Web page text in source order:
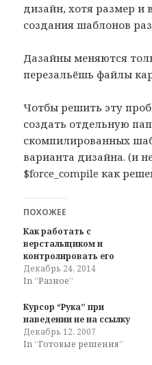
дизайн, хотя размер и
создания шаблонов
Дазайны меняются
перезальёшь файлы
Чотбы решить эту
создать отдельную
скомпилированных
варианта дизайна. (и
$force_compile как
ПОХОЖЕЕ
Как работать с
верстальщиком и
контролировать его
Декабрь 24, 2014
In “Разное”
Курсор “Рука” при
наведении не на ссылку
Декабрь 12, 2007
In “Готовые решения”